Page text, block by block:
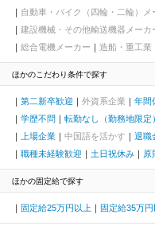
自動車・バイク（四輪・二輪）メ
建設機械・その他輸送機器メーカ
総合電機メーカー
造船・重工業
ほかのこだわり条件で探す
第二新卒歓迎 外資系企業 年間
学歴不問
転勤なし（勤務地限定）
上場企業
中国語を活かす 退職
職種未経験歓迎
土日祝休み 原
ほかの固定給で探す
固定給25万円以上 固定給35万円